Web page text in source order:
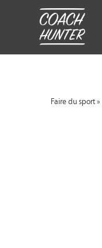
Faire du sport»